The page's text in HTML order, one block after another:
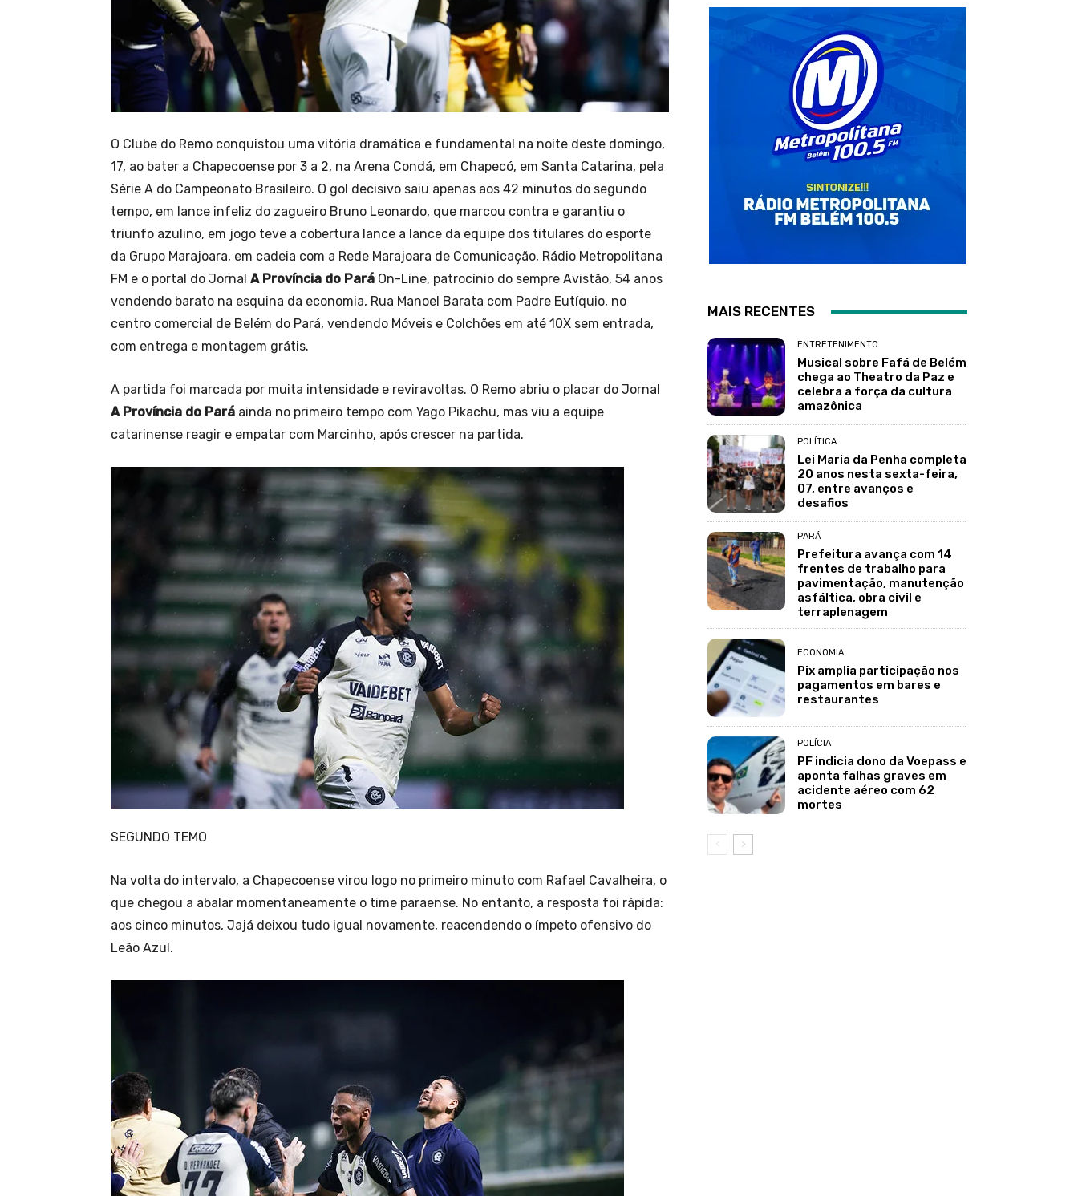
O Clube do Remo conquistou uma vitória dramática e fundamental na noite deste domingo,
17, ao bater a Chapecoense por 3 a 2, na Arena Condá, em Chapecó, em Santa Catarina, pela
Série A do Campeonato Brasileiro. O gol decisivo saiu apenas aos 42 minutos do segundo
tempo, em lance infeliz do zagueiro Bruno Leonardo, que marcou contra e garantiu o
triunfo azulino, em jogo teve a cobertura lance a lance da equipe dos titulares do esporte
da Grupo Marajoara, em cadeia com a Rede Marajoara de Comunicação, Rádio Metropolitana
FM e o portal do Jornal A Província do Pará On-Line, patrocínio do sempre Avistão, 54 anos
vendendo barato na esquina da economia, Rua Manoel Barata com Padre Eutíquio, no
centro comercial de Belém do Pará, vendendo Móveis e Colchões em até 10X sem entrada,
com entrega e montagem grátis.
A partida foi marcada por muita intensidade e reviravoltas. O Remo abriu o placar do Jornal
A Província do Pará ainda no primeiro tempo com Yago Pikachu, mas viu a equipe
catarinense reagir e empatar com Marcinho, após crescer na partida.
SEGUNDO TEMO
Na volta do intervalo, a Chapecoense virou logo no primeiro minuto com Rafael Cavalheira, o
que chegou a abalar momentaneamente o time paraense. No entanto, a resposta foi rápida:
aos cinco minutos, Jajá deixou tudo igual novamente, reacendendo o ímpeto ofensivo do
Leão Azul.
MAIS RECENTES
ENTRETENIMENTO
Musical sobre Fafá de Belém
chega ao Theatro da Paz e
celebra a força da cultura
amazônica
POLÍTICA
Lei Maria da Penha completa
20 anos nesta sexta-feira,
07, entre avanços e
desafios
PARÁ
Prefeitura avança com 14
frentes de trabalho para
pavimentação, manutenção
asfáltica, obra civil e
terraplenagem
ECONOMIA
Pix amplia participação nos
pagamentos em bares e
restaurantes
POLÍCIA
PF indicia dono da Voepass e
aponta falhas graves em
acidente aéreo com 62
mortes